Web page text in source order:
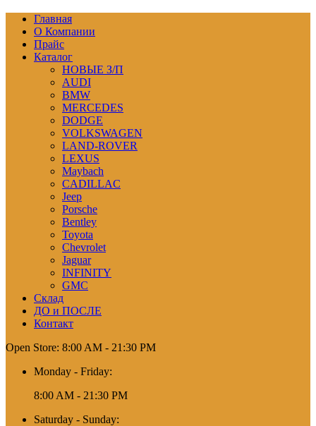
Главная
О Компании
Прайс
Каталог
НОВЫЕ З/П
AUDI
BMW
MERCEDES
DODGE
VOLKSWAGEN
LAND-ROVER
LEXUS
Maybach
CADILLAC
Jeep
Porsche
Bentley
Toyota
Chevrolet
Jaguar
INFINITY
GMC
Склад
ДО и ПОСЛЕ
Контакт
Open Store: 8:00 AM - 21:30 PM
Monday - Friday:
8:00 AM - 21:30 PM
Saturday - Sunday: